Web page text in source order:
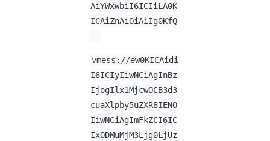
AiYWxwbiI6ICIiLA0K
ICAiZnAiOiAiIg0KfQ
==
vmess://ew0KICAidi
I6ICIyIiwNCiAgInBz
IjogIlx1MjcwOCB3d3
cuaXlpby5uZXR8IENO
IiwNCiAgImFkZCI6IC
IxODMuMjM3Ljg0LjUz